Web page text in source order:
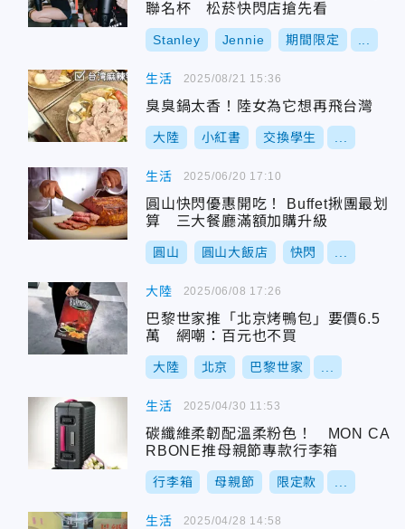
聯名杯 松菸快閃店搶先看
Stanley Jennie 期間限定
生活
臭臭鍋太香！陸女為它想再飛台灣
大陸 小紅書 交換學生
2025/08/21 15:36
生活
圓山快閃優惠開吃！ Buffet揪團最划
算 三大餐廳滿額加購升級
圓山 圓山大飯店 快閃
2025/06/20 17:10
大陸
巴黎世家推「北京烤鴨包」要價6.5
萬 網嘲：百元也不買
大陸 北京 巴黎世家
2025/06/08 17:26
生活
碳纖維柔韌配溫柔粉色！ MON CA
RBONE推母親節專款行李箱
行李箱 母親節 限定款
2025/04/30 11:53
生活 2025/04/28 14:58